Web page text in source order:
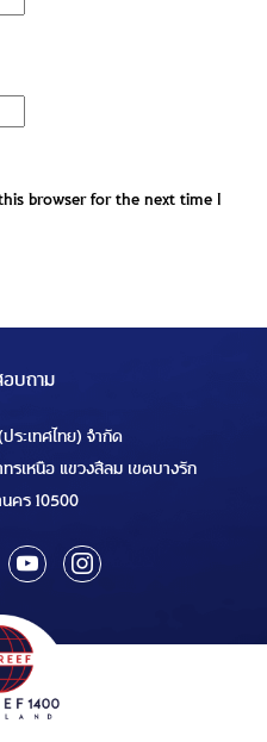
browser for the next time I
บถาม
ระเทศไทย) จำกัด
รเหนือ แขวงสีลม เขตบางรัก
คร 10500